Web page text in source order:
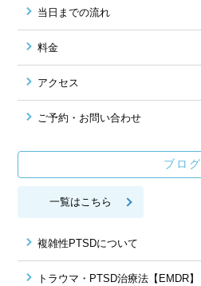
当日までの流れ
料金
アクセス
ご予約・お問い合わせ
ブログ
一覧はこちら
複雑性PTSDについて
トラウマ・PTSD治療法【EMDR】